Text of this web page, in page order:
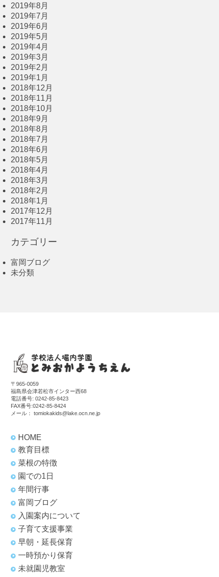
2019年8月
2019年7月
2019年6月
2019年5月
2019年4月
2019年3月
2019年2月
2019年1月
2018年12月
2018年11月
2018年10月
2018年9月
2018年8月
2018年7月
2018年6月
2018年5月
2018年4月
2018年3月
2018年2月
2018年1月
2017年12月
2017年11月
カテゴリー
富岡ブログ
未分類
〒965-0059
福島県会津若松市インター西68
電話番号:0242-85-8423
FAX番号:0242-85-8424
メール：tomiokakids@lake.ocn.ne.jp
HOME
教育目標
菜根の特徴
園での1日
年間行事
富岡ブログ
入園案内について
子育て支援事業
早朝・延長保育
一時預かり保育
未就園児教室